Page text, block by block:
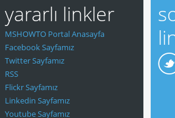
yararlı linkler
MSHOWTO Portal Anasayfa
Facebook Sayfamız
Twitter Sayfamız
RSS
Flickr Sayfamız
Linkedin Sayfamız
Youtube Sayfamız